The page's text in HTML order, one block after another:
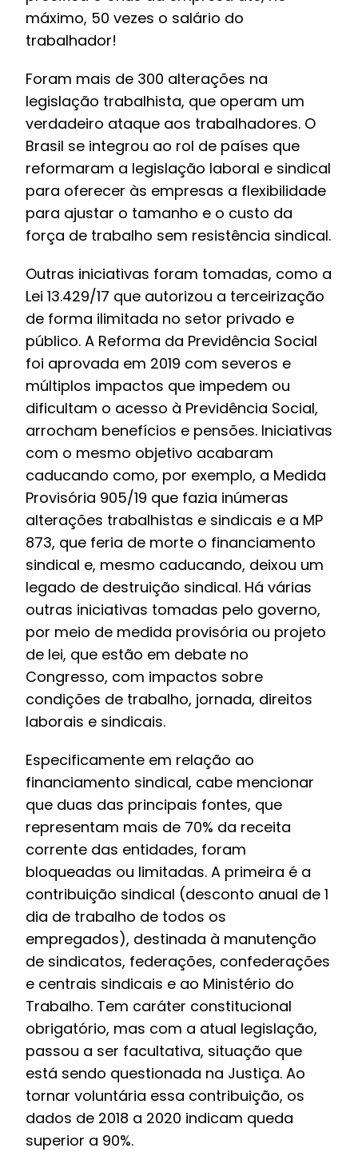
máximo, 50 vezes o salário do
trabalhador!
Foram mais de 300 alterações na
legislação trabalhista, que operam um
verdadeiro ataque aos trabalhadores. O
Brasil se integrou ao rol de países que
reformaram a legislação laboral e sindical
para oferecer às empresas a flexibilidade
para ajustar o tamanho e o custo da
força de trabalho sem resistência sindical.
Outras iniciativas foram tomadas, como a
Lei 13.429/17 que autorizou a terceirização
de forma ilimitada no setor privado e
público. A Reforma da Previdência Social
foi aprovada em 2019 com severos e
múltiplos impactos que impedem ou
dificultam o acesso à Previdência Social,
arrocham benefícios e pensões. Iniciativas
com o mesmo objetivo acabaram
caducando como, por exemplo, a Medida
Provisória 905/19 que fazia inúmeras
alterações trabalhistas e sindicais e a MP
873, que feria de morte o financiamento
sindical e, mesmo caducando, deixou um
legado de destruição sindical. Há várias
outras iniciativas tomadas pelo governo,
por meio de medida provisória ou projeto
de lei, que estão em debate no
Congresso, com impactos sobre
condições de trabalho, jornada, direitos
laborais e sindicais.
Especificamente em relação ao
financiamento sindical, cabe mencionar
que duas das principais fontes, que
representam mais de 70% da receita
corrente das entidades, foram
bloqueadas ou limitadas. A primeira é a
contribuição sindical (desconto anual de 1
dia de trabalho de todos os
empregados), destinada à manutenção
de sindicatos, federações, confederações
e centrais sindicais e ao Ministério do
Trabalho. Tem caráter constitucional
obrigatório, mas com a atual legislação,
passou a ser facultativa, situação que
está sendo questionada na Justiça. Ao
tornar voluntária essa contribuição, os
dados de 2018 a 2020 indicam queda
superior a 90%.